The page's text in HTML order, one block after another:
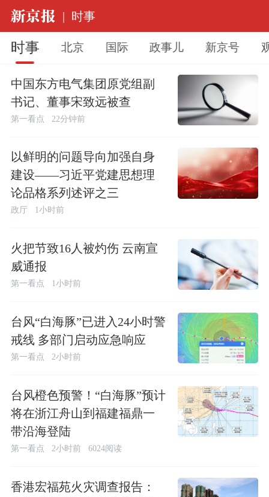
| 时事
时事 北京 国际 政事儿 新京号
中国东方电气集团原党组副
书记、董事宋致远被查
第一看点 22分钟前
以鲜明的问题导向加强自身
建设——习近平党建思想理
论品格系列述评之三
政厅 1小时前
火把节致16人被灼伤 云南宣
威通报
第一看点 1小时前
台风“白海豚”已进入24小时警
戒线 多部门启动应急响应
第一看点 2小时前
台风橙色预警！“白海豚”预计
将在浙江舟山到福建福鼎一
带沿海登陆
第一看点 2小时前 6024阅读
香港宏福苑火灾调查报告：